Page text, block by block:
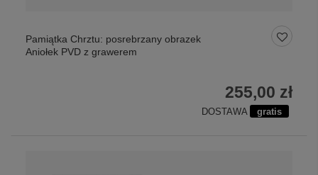
Pamiątka Chrztu: posrebrzany obrazek
Aniołek PVD z grawerem
255,00 zł
DOSTAWA gratis